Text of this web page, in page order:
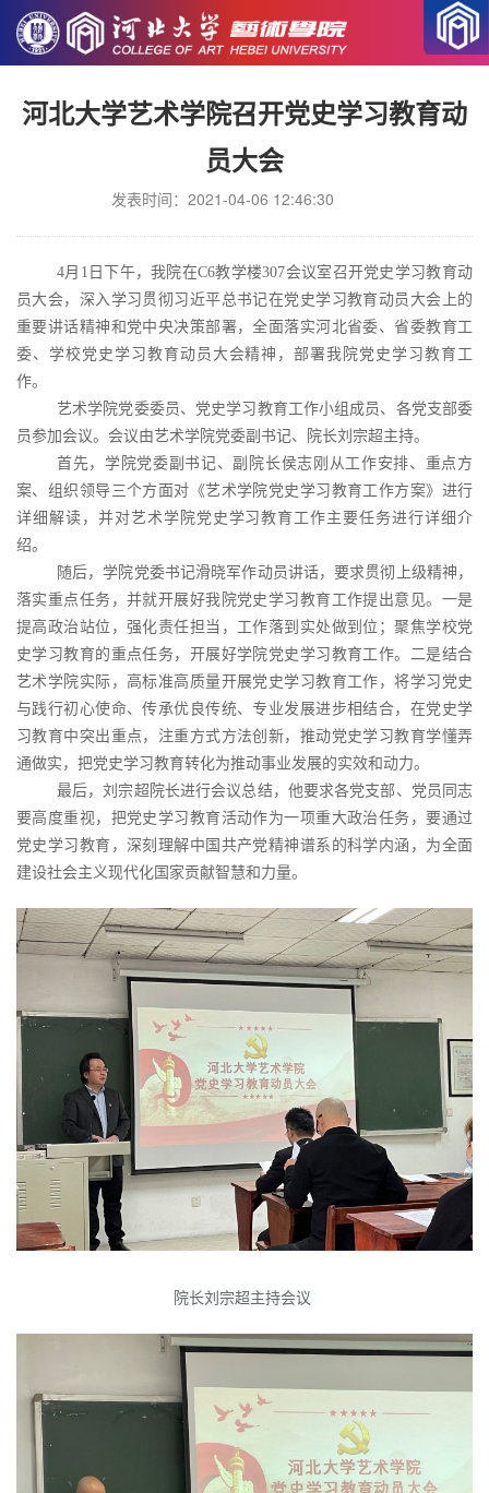
当前位置 党建活动>
河北大学艺术学院召开党史学习教育动
员大会
发表时间：2021-04-06 12:46:30
4月1日下午，我院在C6教学楼307会议室召开党史学习教育动
员大会，深入学习贯彻习近平总书记在党史学习教育动员大会上的
重要讲话精神和党中央决策部署，全面落实河北省委、省委教育工
委、学校党史学习教育动员大会精神，部署我院党史学习教育工
作。
艺术学院党委委员、党史学习教育工作小组成员、各党支部委
员参加会议。会议由艺术学院党委副书记、院长刘宗超主持。
首先，学院党委副书记、副院长侯志刚从工作安排、重点方
案、组织领导三个方面对《艺术学院党史学习教育工作方案》进行
详细解读，并对艺术学院党史学习教育工作主要任务进行详细介
绍。
随后，学院党委书记滑晓军作动员讲话，要求贯彻上级精神，
落实重点任务，并就开展好我院党史学习教育工作提出意见。一是
提高政治站位，强化责任担当，工作落到实处做到位；聚焦学校党
史学习教育的重点任务，开展好学院党史学习教育工作。二是结合
艺术学院实际，高标准高质量开展党史学习教育工作，将学习党史
与践行初心使命、传承优良传统、专业发展进步相结合，在党史学
习教育中突出重点，注重方式方法创新，推动党史学习教育学懂弄
通做实，把党史学习教育转化为推动事业发展的实效和动力。
最后，刘宗超院长进行会议总结，他要求各党支部、党员同志
要高度重视，把党史学习教育活动作为一项重大政治任务，要通过
党史学习教育，深刻理解中国共产党精神谱系的科学内涵，为全面
建设社会主义现代化国家贡献智慧和力量。
院长刘宗超主持会议